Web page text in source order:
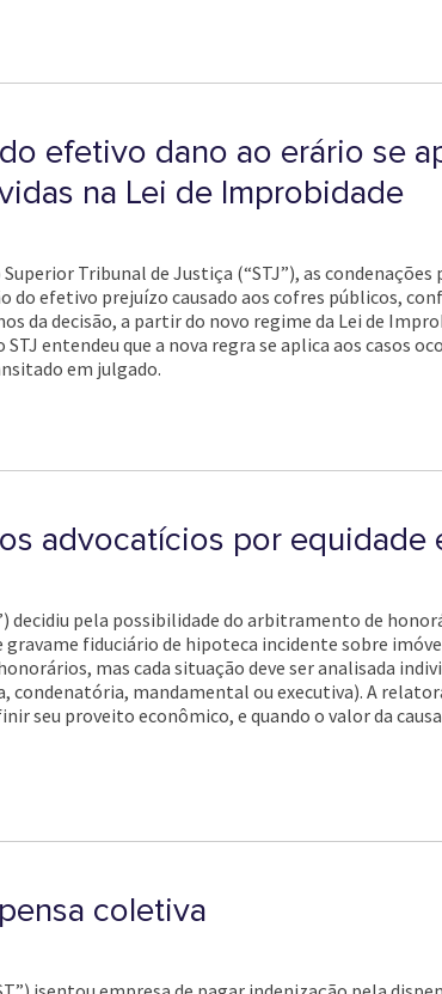
efetivo dano ao erário se
na Lei de Improbidade
Tribunal de Justiça (“STJ”), as condenações
efetivo prejuízo causado aos cofres públicos,
da decisão, a partir do novo regime da Lei de
entendeu que a nova regra se aplica aos casos
em julgado.
advocatícios por equidade
decidiu pela possibilidade do arbitramento de
fiduciário de hipoteca incidente sobre
mas cada situação deve ser analisada
mandamental ou executiva). A
seu proveito econômico, e quando o valor da
coletiva